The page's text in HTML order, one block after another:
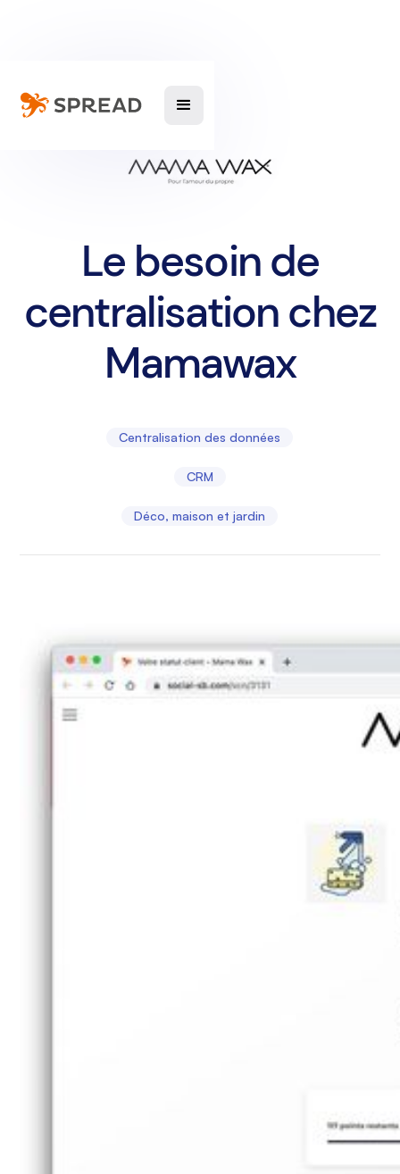
Le besoin de
centralisation chez
Mamawax
Centralisation des données
CRM
Déco, maison et jardin